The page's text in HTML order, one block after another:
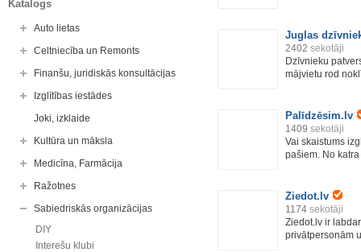
Katalogs
Auto lietas
Celtniecība un Remonts
Finanšu, juridiskās konsultācijas
Izglītības iestādes
Joki, izklaide
Kultūra un māksla
Medicīna, Farmācija
Ražotnes
Sabiedriskās organizācijas
DIY
Interešu klubi
Juglas
2402 sekotāji
Dzīvnieku
mājvietu rod
Palīdzēsim.lv
1409 sekotāji
Vai skaistums
pašiem. No katra
Ziedot.lv
1174 sekotāji
Ziedot.lv ir
privātpersonām